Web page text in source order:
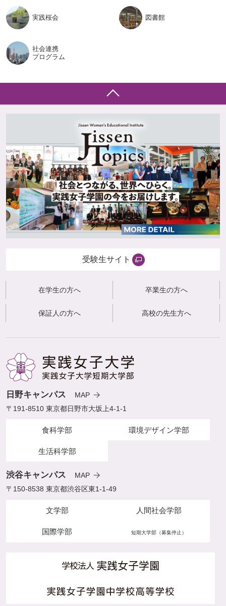
実践桜会 図書館
社会連携
プログラム
受験生サイト
在学生の方へ 卒業生の方へ
保証人の方へ 高校の先生方へ
日野キャンパス
MAP
〒191-8510 東京都日野市大坂上4-1-1
食科学部 環境デザイン学部
生活科学部
渋谷キャンパス
MAP
〒150-8538 東京都渋谷区東1-1-49
文学部 人間社会学部
国際学部 短期大学部（募集停止）